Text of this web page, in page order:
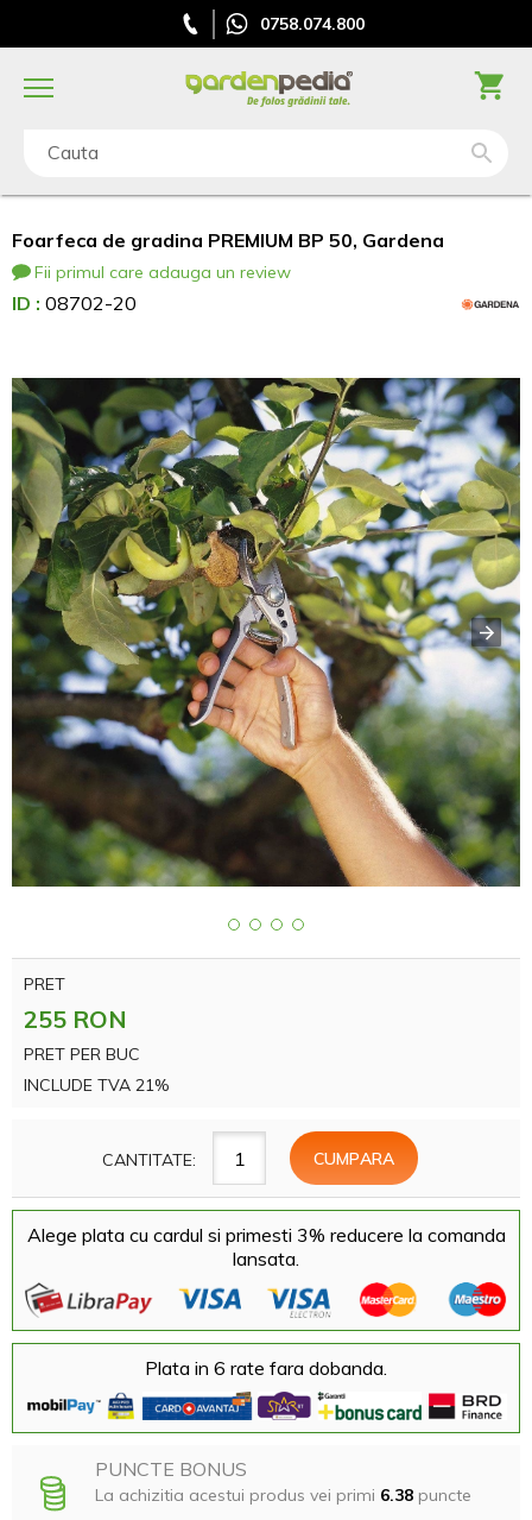
0758.074.800
Cauta
Foarfeca de gradina PREMIUM BP 50, Gardena
Fii primul care adauga un review
ID : 08702-20
PRET
255 RON
PRET PER BUC
INCLUDE TVA 21%
CANTITATE:
Alege plata cu cardul si primesti 3% reducere la comanda
lansata.
Plata in 6 rate fara dobanda.
PUNCTE BONUS
La achizitia acestui produs vei primi 6.38 puncte